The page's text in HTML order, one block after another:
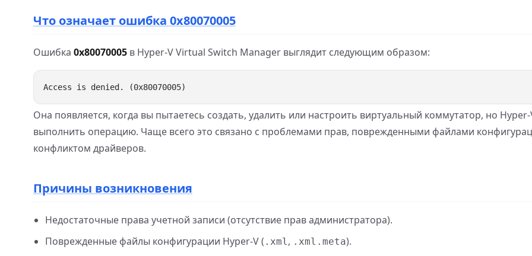
Что означает ошибка 0x80070005
Ошибка 0x80070005 в Hyper‑V Virtual Switch Manager выглядит следующим образом:
Она появляется, когда вы пытаетесь создать, удалить или настроить виртуальный коммутатор, но
выполнить операцию. Чаще всего это связано с проблемами прав, поврежденными файлами
конфликтом драйверов.
Причины возникновения
Недостаточные права учетной записи (отсутствие прав администратора).
Поврежденные файлы конфигурации Hyper‑V ( .xml, .xml.meta).